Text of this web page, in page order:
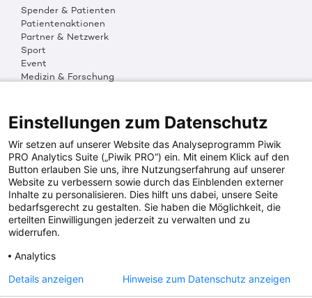
Spender & Patienten
Patientenaktionen
Partner & Netzwerk
Sport
Event
Medizin & Forschung
Multimedia
Social Media
PRESSEINFOS
Fotos & Media
Digitale Pressemappen
Patientenaktionen
DKMS SPENDENKONTO
Einstellungen zum Datenschutz
Wir setzen auf unserer Website das Analyseprogramm Piwik
PRO Analytics Suite („Piwik PRO“) ein. Mit einem Klick auf den
Button erlauben Sie uns, ihre Nutzungserfahrung auf unserer
Website zu verbessern sowie durch das Einblenden externer
Inhalte zu personalisieren. Dies hilft uns dabei, unsere Seite
bedarfsgerecht zu gestalten. Sie haben die Möglichkeit, die
erteilten Einwilligungen jederzeit zu verwalten und zu
widerrufen.
Analytics
Details anzeigen
Hinweise zum Datenschutz anzeigen